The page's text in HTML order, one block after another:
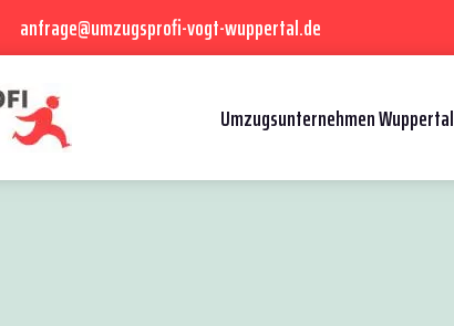
anfrage@umzugsprofi-vogt-wuppertal.de
Umzugsunternehmen Wuppertal